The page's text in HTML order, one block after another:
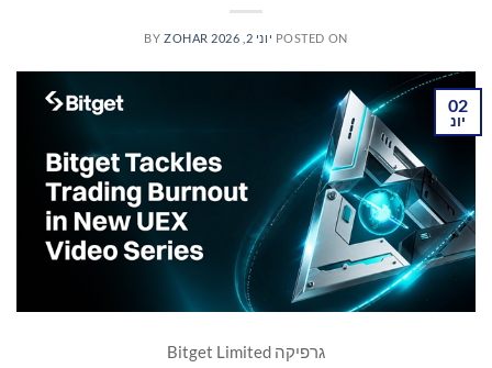
POSTED ON יוני 2, 2026 BY ZOHAR
02
יונ
גרפיקה Bitget Limited